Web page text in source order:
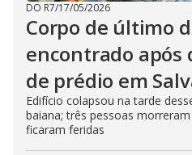
DO R7/17/05/2026
Corpo de último
encontrado após
de prédio em
Edifício colapsou na tarde
baiana; três pessoas
ficaram feridas